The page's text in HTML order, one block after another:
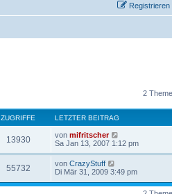
Registrieren
2
ZUGRIFFE LETZTER BEITRAG
13930 von mifritscher
Sa Jan 13, 2007 1:12 pm
55732 von CrazyStuff
Di Mär 31, 2009 3:49 pm